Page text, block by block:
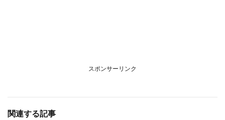
スポンサーリンク
関連する記事